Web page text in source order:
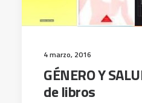
4 marzo, 2016
GÉNERO Y
de libros